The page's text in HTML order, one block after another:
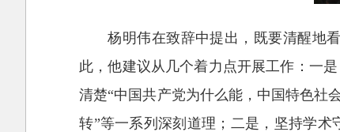
杨明伟在致辞中提出，既要清醒地
此，他建议从几个着力点开展工作：一
清楚“中国共产党为什么能，中国特色社
转”等一系列深刻道理；二是，坚持学